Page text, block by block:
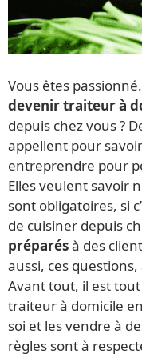
Vous êtes
devenir traiteur à
depuis chez vous ?
appellent pour
entreprendre pour
Elles veulent savoir
sont obligatoires, si
de cuisiner depuis
préparésà des
aussi, ces
Avant tout, il est
traiteur à domicile
soi et les vendre à
règles sont à